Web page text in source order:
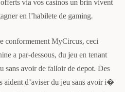
via vos casinos un brin vivent
en l’habilete de gaming.
conformement MyCircus, ceci
a par-dessous, du jeu en tenant
sans avoir de falloir de depot. Des
aident d’aviser du jeu sans avoir i�